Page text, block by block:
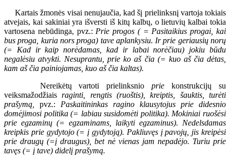
Kartais žmonės visai nenujaučia, kad šį prielinksnį vartoja tokiais
atvejais, kai sakiniai yra išversti iš kitų kalbų, o lietuvių kalbai tokia
vartosena nebūdinga, pvz.: Prie progos ( = Pasitaikius progai, kai
bus proga, kuria nors proga) tave aplankysiu. Ir prie geriausių norų
(= Kad ir kaip norėdamas, kad ir labai norėčiau) jokiu būdu
negalėsiu atvykti. Nesuprantu, prie ko aš čia (= kuo aš čia dėtas,
kam aš čia painiojamas, kuo aš čia kaltas).
Nereikėtų vartoti prielinksnioprie konstrukcijų su
veiksmažodžiaisraginti, rengtis (ruoštis), kreiptis, šauktis, turėti
prašymą,
pvz.: Paskaitininkas ragino klausytojus prie didesnio
domėjimosi politika (= labiau susidomėti politika). Mokiniai ruošėsi
prie egzaminų (= egzaminams, laikyti egzaminus). Nedelsdamas
kreipkis prie gydytojo (= į gydytoją). Pakliuvęs į pavojų, jis kreipėsi
prie draugų (=į draugus), bet nė vienas jam nepadėjo. Turiu prie
tavęs (= į tave) didelį prašymą.